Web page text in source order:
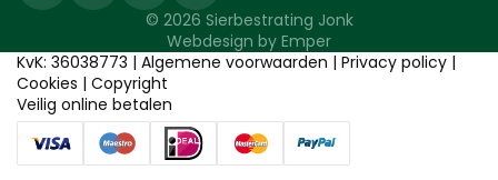
© 2026 Sierbestrating Jonk
Webdesign by Emper
KvK: 36038773 | Algemene voorwaarden | Privacy policy |
Cookies | Copyright
Veilig online betalen